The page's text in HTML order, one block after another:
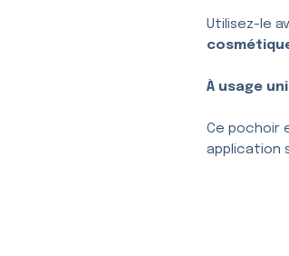
Utilisez-le
À usage
Ce pochoir
application